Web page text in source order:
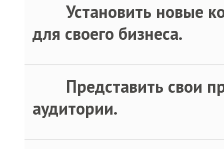
Установить новые
для своего бизнеса.
Представить свои
аудитории.